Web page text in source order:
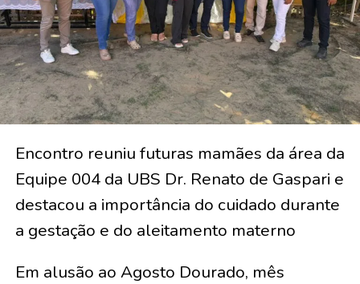
Encontro reuniu futuras mamães da área da
Equipe 004 da UBS Dr. Renato de Gaspari e
destacou a importância do cuidado durante
a gestação e do aleitamento materno
Em alusão ao Agosto Dourado, mês